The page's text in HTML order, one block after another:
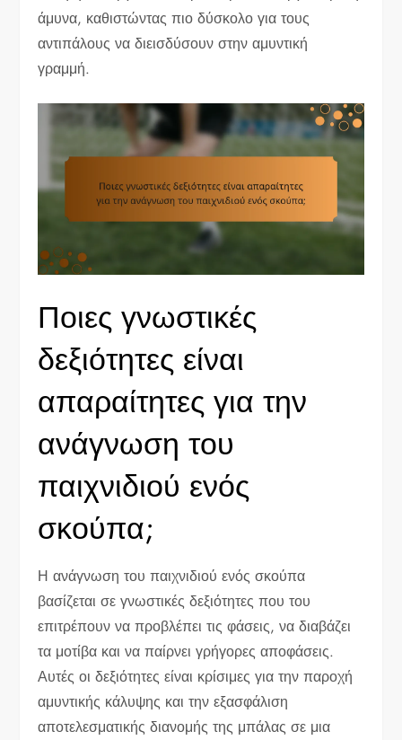
άμυνα, καθιστώντας πιο δύσκολο για τους
αντιπάλους να διεισδύσουν στην αμυντική
γραμμή.
Ποιες γνωστικές
δεξιότητες είναι
απαραίτητες για την
ανάγνωση του
παιχνιδιού ενός
σκούπα;
Η ανάγνωση του παιχνιδιού ενός σκούπα
βασίζεται σε γνωστικές δεξιότητες που του
επιτρέπουν να προβλέπει τις φάσεις, να διαβάζει
τα μοτίβα και να παίρνει γρήγορες αποφάσεις.
Αυτές οι δεξιότητες είναι κρίσιμες για την παροχή
αμυντικής κάλυψης και την εξασφάλιση
αποτελεσματικής διανομής της μπάλας σε μια